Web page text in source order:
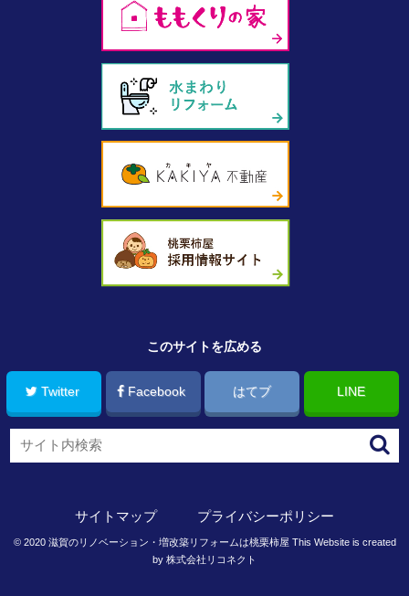
このサイトを広める
Twitter Facebook はてブ LINE
サイトマップ プライバシーポリシー
© 2020 滋賀のリノベーション・増改築リフォームは桃栗柿屋 This Website is created
by 株式会社リコネクト